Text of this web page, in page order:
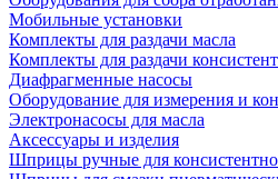
Мобильные установки
Комплекты для раздачи масла
Комплекты для раздачи
Диафрагменные насосы
Оборудование для измерения и
Электронасосы для масла
Аксессуары и изделия
Шприцы ручные для